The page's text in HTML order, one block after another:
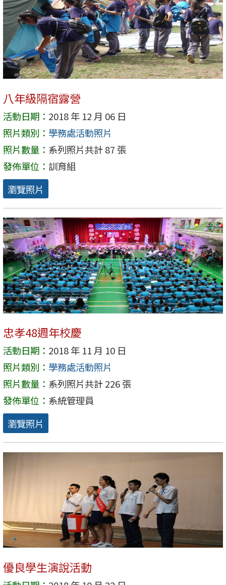
八年級隔宿露營
活動日期： 2018 年 12 月 06 日
照片類別： 學務處活動照片
照片數量： 系列照片共計 87 張
發佈單位： 訓育組
瀏覽照片
忠孝48週年校慶
活動日期： 2018 年 11 月 10 日
照片類別： 學務處活動照片
照片數量： 系列照片共計 226 張
發佈單位： 系統管理員
瀏覽照片
優良學生演說活動